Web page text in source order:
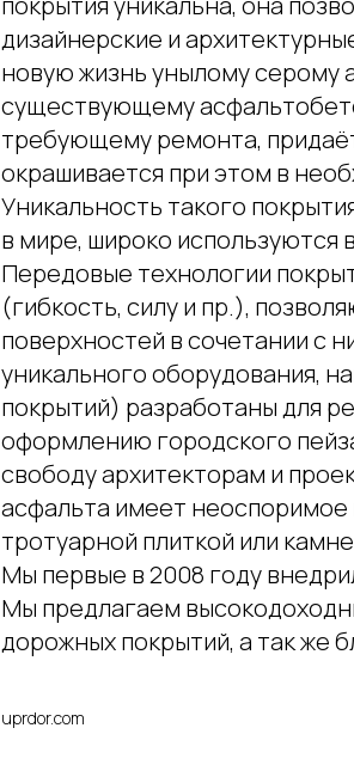
дизайнерские и
новую жизнь унылому серому
существующему
требующему ремонта,
окрашивается при этом в
Уникальность такого
в мире, широко
Передовые технологии
(гибкость, силу и пр.),
поверхностей в сочетании с
уникального оборудования,
покрытий) разработаны для
оформлению городского
свободу архитекторам и
асфальта имеет
тротуарной плиткой или
Мы первые в 2008 году
Мы предлагаем
дорожных покрытий, а так же
uprdor.com